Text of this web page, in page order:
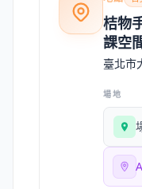
桔物
課空
臺北市
場地